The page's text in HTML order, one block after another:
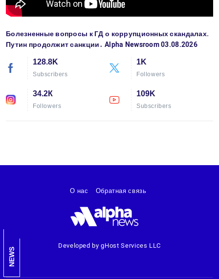
Болезненные вопросы к ГД о коррупционных скандалах.
Путин продолжит санкции․ Alpha Newsroom 03.08.2026
128.8K
Subscribers
1K
Followers
34.2К
Followers
109K
Subscribers
NEWS
Developed by gHost Services LLC
О нас Обратная связь